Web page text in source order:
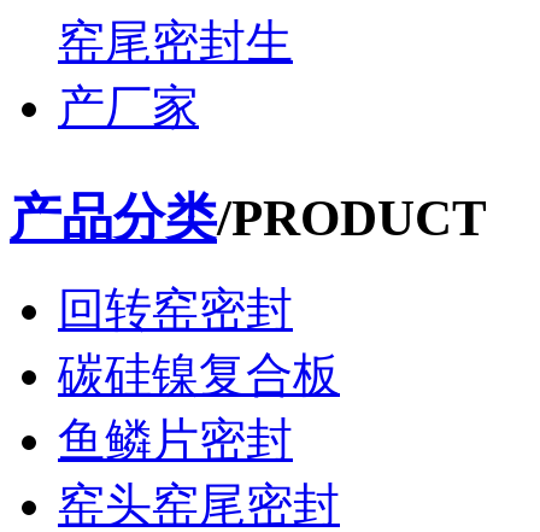
产品分类/PRODUCT
回转窑密封
碳硅镍复合板
鱼鳞片密封
窑头窑尾密封